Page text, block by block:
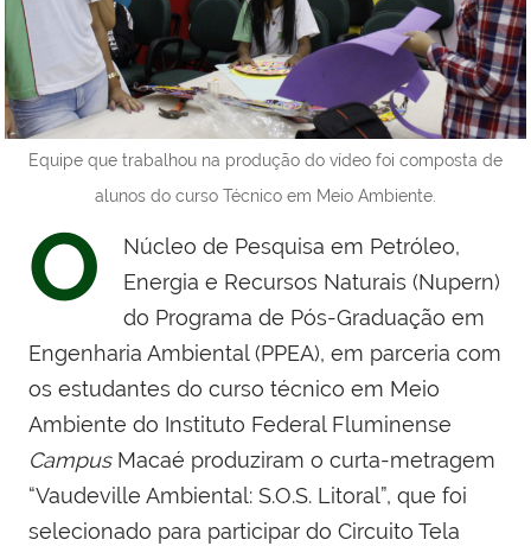
Equipe que trabalhou na produção do vídeo foi composta de
alunos do curso Técnico em Meio Ambiente.
O
Núcleo de Pesquisa em Petróleo,
Energia e Recursos Naturais (Nupern)
do Programa de Pós-Graduação em
Engenharia Ambiental (PPEA), em parceria com
os estudantes do curso técnico em Meio
Ambiente do Instituto Federal Fluminense
CampusMacaé produziram o curta-metragem
“Vaudeville Ambiental: S.O.S. Litoral”, que foi
selecionado para participar do Circuito Tela